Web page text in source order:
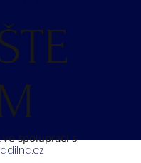
ve spolupráci s